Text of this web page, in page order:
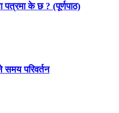
पत्रमा के छ ? (पूर्णपाठ)
समय परिवर्तन